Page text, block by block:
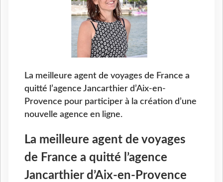
La meilleure agent de voyages de France a
quitté l’agence Jancarthier d’Aix-en-
Provence pour participer à la création d’une
nouvelle agence en ligne.
La meilleure agent de voyages
de France a quitté l’agence
Jancarthier d’Aix-en-Provence